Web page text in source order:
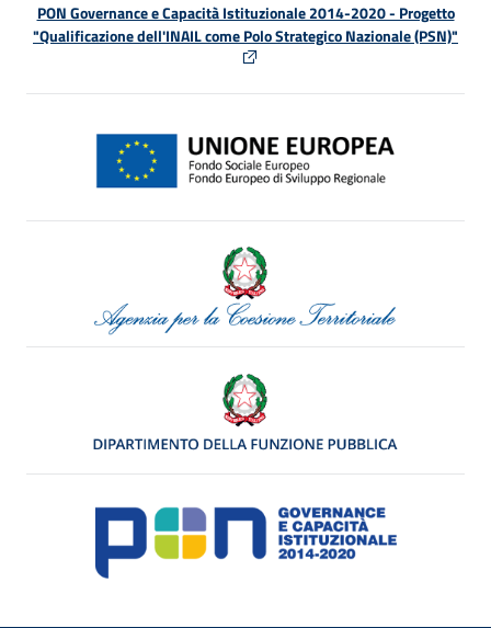
PON Governance e Capacità Istituzionale 2014-2020 - Progetto
"Qualificazione dell'INAIL come Polo Strategico Nazionale (PSN)"